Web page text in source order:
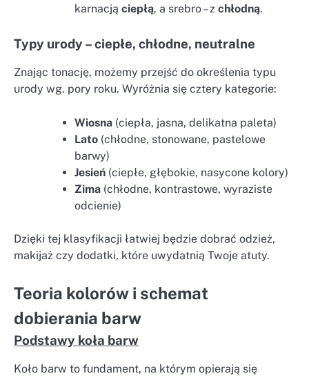
karnacją ciepłą, a srebro – z chłodną.
Typy urody – ciepłe, chłodne, neutralne
Znając tonację, możemy przejść do określenia typu
urody wg. pory roku. Wyróżnia się cztery kategorie:
Wiosna (ciepła, jasna, delikatna paleta)
Lato (chłodne, stonowane, pastelowe
barwy)
Jesień (ciepłe, głębokie, nasycone kolory)
Zima (chłodne, kontrastowe, wyraziste
odcienie)
Dzięki tej klasyfikacji łatwiej będzie dobrać odzież,
makijaż czy dodatki, które uwydatnią Twoje atuty.
Teoria kolorów i schemat
dobierania barw
Podstawy koła barw
Koło barw to fundament, na którym opierają się